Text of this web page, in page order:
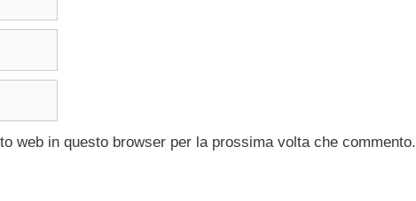
web in questo browser per la prossima volta che commento.